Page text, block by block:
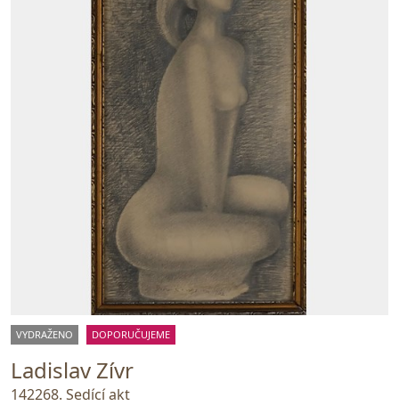
VYDRAŽENO DOPORUČUJEME
Ladislav Zívr
142268. Sedící akt